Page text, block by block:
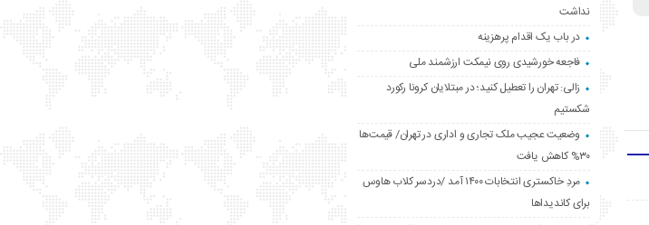
نداشت
در باب یک اقدام پرهزینه
فاجعه خورشیدی روی نیمکت ارزشمند ملی
زالی: تهران را تعطیل کنید؛ در مبتلایان کرونا رکورد
شکستیم
وضعیت عجیب ملک تجاری و اداری در تهران/ قیمت‌ها
۳۰% کاهش یافت
مردِ خاکستری انتخابات ۱۴۰۰ آمد /دردسر کلاب هاوس
برای کاندیداها